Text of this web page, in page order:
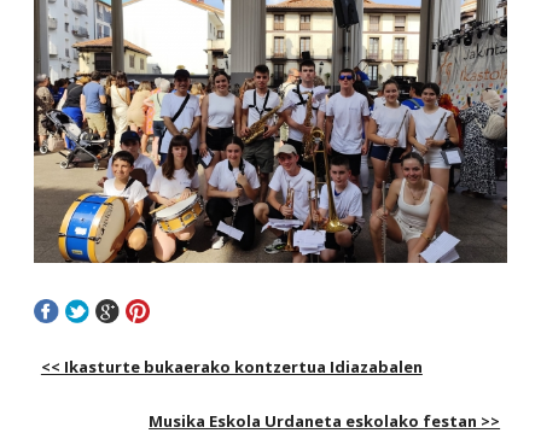
<< Ikasturte bukaerako kontzertua Idiazabalen
Musika Eskola Urdaneta eskolako festan >>